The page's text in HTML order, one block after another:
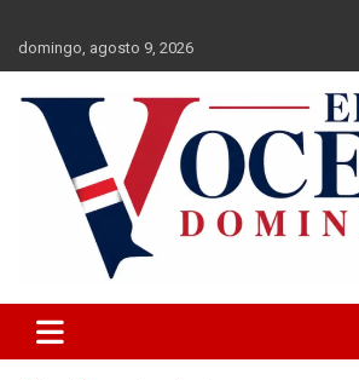
contenido
domingo, agosto 9, 2026
El Vocero